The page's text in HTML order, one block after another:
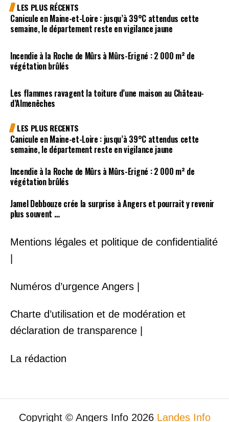
LES PLUS RÉCENTS
Canicule en Maine-et-Loire : jusqu’à 39°C attendus cette
semaine, le département reste en vigilance jaune
Incendie à la Roche de Mûrs à Mûrs-Erigné : 2 000 m² de
végétation brûlés
Les flammes ravagent la toiture d’une maison au Château-
d’Almenêches
LES PLUS RECENTS
Canicule en Maine-et-Loire : jusqu’à 39°C attendus cette
semaine, le département reste en vigilance jaune
Incendie à la Roche de Mûrs à Mûrs-Erigné : 2 000 m² de
végétation brûlés
Jamel Debbouze crée la surprise à Angers et pourrait y revenir
plus souvent …
Mentions légales et politique de confidentialité
Numéros d’urgence Angers |
Charte d’utilisation et de modération et
déclaration de transparence |
La rédaction
Copyright © Angers Info 2026 Landes Info